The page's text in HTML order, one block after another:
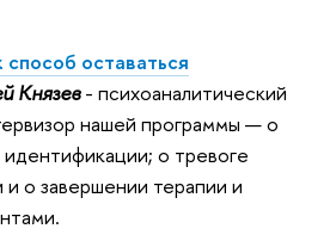
способ оставаться
Князев- психоаналитический
нашей программы — о
о тревоге
о завершении терапии и